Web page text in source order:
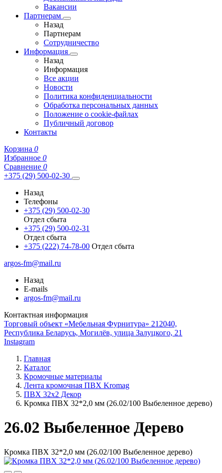
Вакансии
Партнерам
Назад
Партнерам
Сотрудничество
Информация
Назад
Информация
Все акции
Новости
Политика конфиденциальности
Обработка персональных данных
Положение о cookie-файлах
Публичный договор
Контакты
Корзина 0
Избранное 0
Сравнение 0
+375 (29) 500-02-30
Назад
Телефоны
+375 (29) 500-02-30
Отдел сбыта
+375 (29) 500-02-31
Отдел сбыта
+375 (222) 74-78-00 Отдел сбыта
argos-fm@mail.ru
Назад
E-mails
argos-fm@mail.ru
Контактная информация
Торговый объект «Мебельная Фурнитура» 212040,
Республика Беларусь, Могилёв, улица Залуцкого, 21
Instagram
Главная
Каталог
Кромочные материалы
Лента кромочная ПВХ Kromag
ПВХ 32x2 Декор
Кромка ПВХ 32*2,0 мм (26.02/100 Выбеленное дерево)
26.02 Выбеленное Дерево
Кромка ПВХ 32*2,0 мм (26.02/100 Выбеленное дерево)